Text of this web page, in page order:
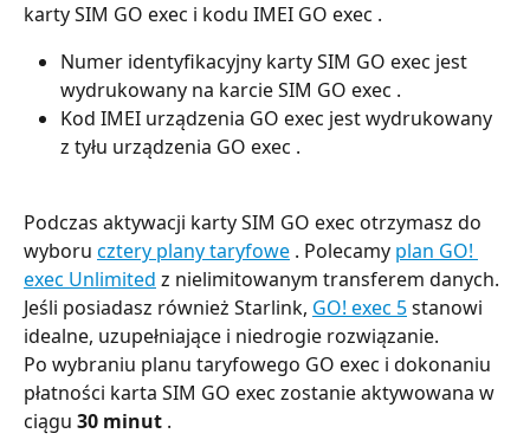
karty SIM GO exec i kodu IMEI GO exec .
Numer identyfikacyjny karty SIM GO exec jest
wydrukowany na karcie SIM GO exec .
Kod IMEI urządzenia GO exec jest wydrukowany
z tyłu urządzenia GO exec .
Podczas aktywacji karty SIM GO exec otrzymasz do
wyboru cztery plany taryfowe . Polecamy plan GO!
exec Unlimited z nielimitowanym transferem danych.
Jeśli posiadasz również Starlink, GO! exec 5 stanowi
idealne, uzupełniające i niedrogie rozwiązanie.
Po wybraniu planu taryfowego GO exec i dokonaniu
płatności karta SIM GO exec zostanie aktywowana w
ciągu 30 minut .